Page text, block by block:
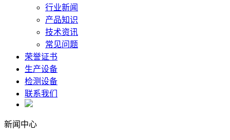
行业新闻
产品知识
技术资讯
常见问题
荣誉证书
生产设备
检测设备
联系我们
新闻中心